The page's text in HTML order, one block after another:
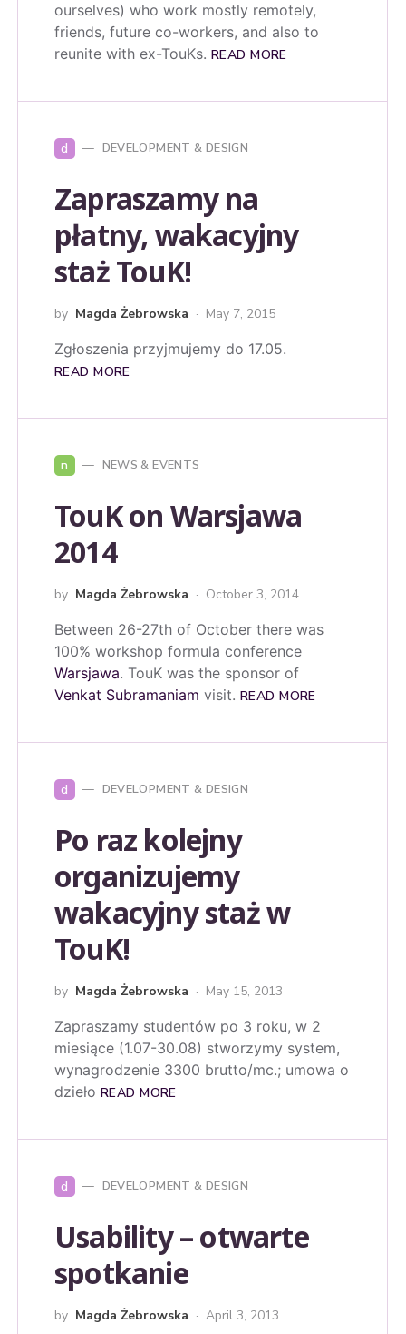
ourselves) who work mostly remotely,
friends, future co-workers, and also to
reunite with ex-TouKs. READ MORE
d DEVELOPMENT & DESIGN
Zapraszamy na
płatny, wakacyjny
staż TouK!
by Magda Żebrowska May 7, 2015
Zgłoszenia przyjmujemy do 17.05.
READ MORE
n NEWS & EVENTS
TouK on Warsjawa
2014
by Magda Żebrowska October 3, 2014
Between 26-27th of October there was
100% workshop formula conference
Warsjawa. TouK was the sponsor of
Venkat Subramaniam visit. READ MORE
d DEVELOPMENT & DESIGN
Po raz kolejny
organizujemy
wakacyjny staż w
TouK!
by Magda Żebrowska May 15, 2013
Zapraszamy studentów po 3 roku, w 2
miesiące (1.07-30.08) stworzymy system,
wynagrodzenie 3300 brutto/mc.; umowa o
dzieło READ MORE
d DEVELOPMENT & DESIGN
Usability – otwarte
spotkanie
by Magda Żebrowska April 3, 2013